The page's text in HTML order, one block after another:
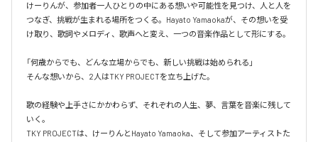
けーりんが、参加者一人ひとりの中にある想いや可能性を見つけ、人と人を
つなぎ、挑戦が生まれる場所をつくる。Hayato Yamaokaが、その想いを受
け取り、歌詞やメロディ、歌声へと変え、一つの音楽作品として形にする。
「何歳からでも、どんな立場からでも、新しい挑戦は始められる」
そんな想いから、2人はTKY PROJECTを立ち上げた。
歌の経験や上手さにかかわらず、それぞれの人生、夢、言葉を音楽に残して
いく。
TKY PROJECTは、けーりんとHayato Yamaoka、そして参加アーティストた